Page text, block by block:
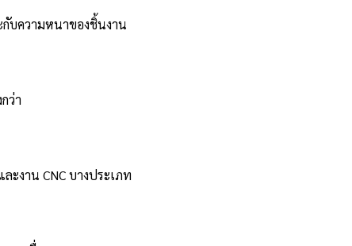
บความหนาของชิ้นงาน
ว่า
ะงาน CNC บางประเภท